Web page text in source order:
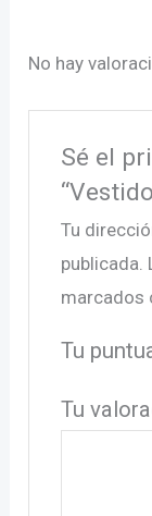
No hay
Sé el
Tu
publicada.
marcados
Tu
Tu